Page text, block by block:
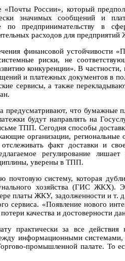
России», который
значимых сообщений и
по предпринимательству в
расходов для
финансовой устойчивости
риски, не
конкуренции». В частности,
и платежных документов в
сервисы, а также
предусматривают, что бумажные
будут направлять на
ТПП. Сегодня способы
организации, региональные
отслеживать факт доставки и
регулирование
уверены в ТПП.
почтовую систему, которая
хозяйства (ГИС ЖКХ).
платы ЖКУ, задолженности и т.
сервиса. «Появление нового
качества и достоверности
практически за все
информационными
промышленной палате. То